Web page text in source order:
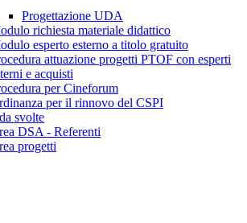
Progettazione UDA
richiesta materiale didattico
esperto esterno a titolo gratuito
attuazione progetti PTOF con esperti
e acquisti
per Cineforum
per il rinnovo del CSPI
svolte
DSA - Referenti
progetti